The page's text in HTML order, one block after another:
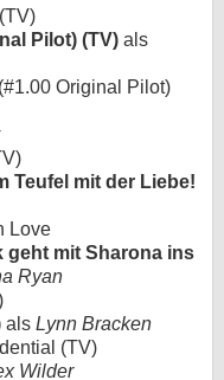
Pilot) (TV) als
Original Pilot)
Teufel mit der Liebe!
Love
geht mit Sharona ins
Ryan
als Lynn Bracken
(TV)
Wilder